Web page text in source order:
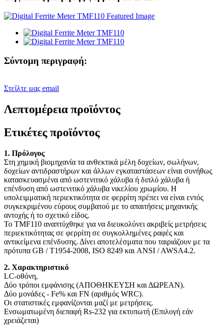
Σύντομη περιγραφή:
Στείλτε μας email
Λεπτομέρεια προϊόντος
Ετικέτες προϊόντος
1. Πρόλογος
Στη χημική βιομηχανία τα ανθεκτικά μέλη δοχείων, σωλήνων,
δοχείων αντιδραστήρων και άλλων εγκαταστάσεων είναι συνήθως
κατασκευασμένα από ωστενιτικό χάλυβα ή διπλό χάλυβα ή
επένδυση από ωστενιτικό χάλυβα νικελίου χρωμίου. Η
υπολειμματική περιεκτικότητα σε φερρίτη πρέπει να είναι εντός
συγκεκριμένου εύρους συμβατού με το απαιτήσεις μηχανικής
αντοχής ή το σχετικό είδος.
Το TMF110 αναπτύχθηκε για να διευκολύνει ακριβείς μετρήσεις
περιεκτικότητας σε φερρίτη σε συγκολλημένες ραφές και
αντικείμενα επένδυσης. Δίνει αποτελέσματα που ταιριάζουν με τα
πρότυπα GB / T1954-2008, ISO 8249 και ANSI / AWSA4.2.
2. Χαρακτηριστικό
LC-οθόνη,
Δύο τρόποι εμφάνισης (ΑΠΟΘΗΚΕΥΣΗ και ΔΩΡΕΑΝ).
Δύο μονάδες - Fe% και FN (αριθμός WRC).
Οι στατιστικές εμφανίζονται μαζί με μετρήσεις.
Ενσωματωμένη διεπαφή Rs-232 για εκτυπωτή (Επιλογή εάν
χρειάζεται)